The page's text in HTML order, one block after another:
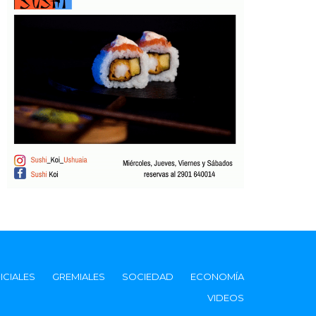
GREMIALES SOCIEDAD
ECONOMÍA
VIDEOS